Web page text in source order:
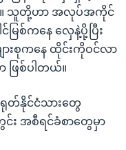
ယ်။ သူတို့ဟာ အလုပ်အကိုင်
မြစ်ကနေ လှေနဲ့ပို့ပြီး
ျားစုကနေ ထိုင်းကိုဝင်လာ
ဖြစ်ပါတယ်။
နိုင်ငံသားတွေ
း အစီရင်ခံစာတွေမှာ